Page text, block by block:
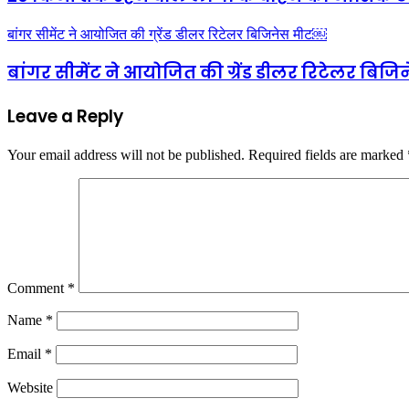
बांगर सीमेंट ने आयोजित की ग्रेंड डीलर रिटेलर बिजिनेस मीट￼
बांगर सीमेंट ने आयोजित की ग्रेंड डीलर रिटेलर
Leave a Reply
Your email address will not be published. Required fields are marked
Comment *
Name *
Email *
Website